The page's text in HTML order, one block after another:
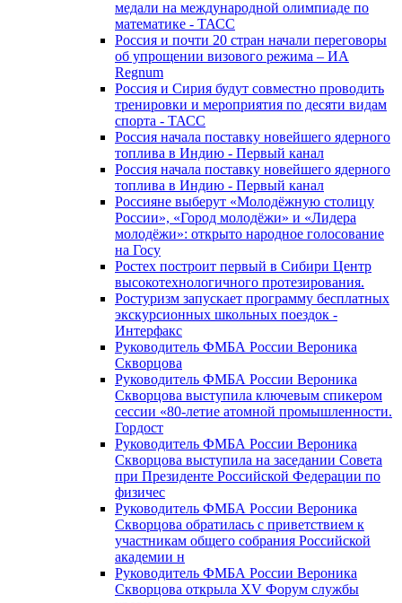
медали на международной олимпиаде по
математике - ТАСС
Россия и почти 20 стран начали переговоры
об упрощении визового режима – ИА
Regnum
Россия и Сирия будут совместно проводить
тренировки и мероприятия по десяти видам
спорта - ТАСС
Россия начала поставку новейшего ядерного
топлива в Индию - Первый канал
Россия начала поставку новейшего ядерного
топлива в Индию - Первый канал
Россияне выберут «Молодёжную столицу
России», «Город молодёжи» и «Лидера
молодёжи»: открыто народное голосование
на Госу
Ростех построит первый в Сибири Центр
высокотехнологичного протезирования.
Ростуризм запускает программу бесплатных
экскурсионных школьных поездок -
Интерфакс
Руководитель ФМБА России Вероника
Скворцова
Руководитель ФМБА России Вероника
Скворцова выступила ключевым спикером
сессии «80-летие атомной промышленности.
Гордост
Руководитель ФМБА России Вероника
Скворцова выступила на заседании Совета
при Президенте Российской Федерации по
физичес
Руководитель ФМБА России Вероника
Скворцова обратилась с приветствием к
участникам общего собрания Российской
академии н
Руководитель ФМБА России Вероника
Скворцова открыла XV Форум службы